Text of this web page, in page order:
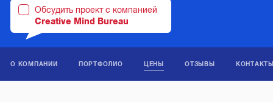
Обсудить проект с компанией
Creative Mind Bureau
О КОМПАНИИ ПОРТФОЛИО ЦЕНЫ ОТЗЫВЫ